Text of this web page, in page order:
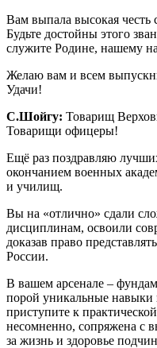
Вам выпала высокая честь
Будьте достойны этого
служите Родине, нашему
Желаю вам и всем
Удачи!
С.Шойгу: Товарищ
Товарищи офицеры!
Ещё раз поздравляю
окончанием военных
и училищ.
Вы на «отлично» сдали
дисциплинам, освоили
доказав право
России.
В вашем арсенале –
порой уникальные
приступите к
несомненно, сопряжена с
за жизнь и здоровье